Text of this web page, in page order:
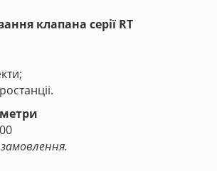
клапана серії RT
замовлення.